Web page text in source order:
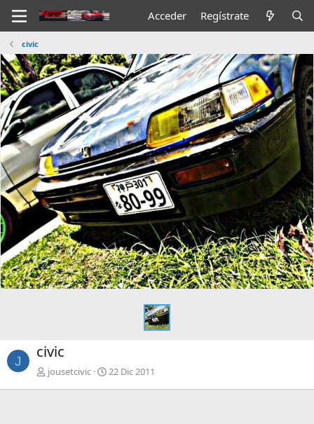
Acceder Regístrate
civic
J civic
jousetcivic 22 Dic 2011